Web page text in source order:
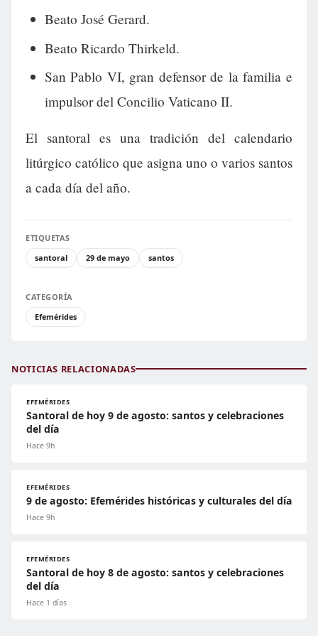
Beato José Gerard.
Beato Ricardo Thirkeld.
San Pablo VI, gran defensor de la familia e
impulsor del Concilio Vaticano II.
El santoral es una tradición del calendario
litúrgico católico que asigna uno o varios santos
a cada día del año.
ETIQUETAS
santoral
29 de mayo santos
CATEGORÍA
Efemérides
NOTICIAS RELACIONADAS
EFEMÉRIDES
Santoral de hoy 9 de agosto: santos y celebraciones
del día
Hace 9h
EFEMÉRIDES
9 de agosto: Efemérides históricas y culturales del día
Hace 9h
EFEMÉRIDES
Santoral de hoy 8 de agosto: santos y celebraciones
del día
Hace 1 días